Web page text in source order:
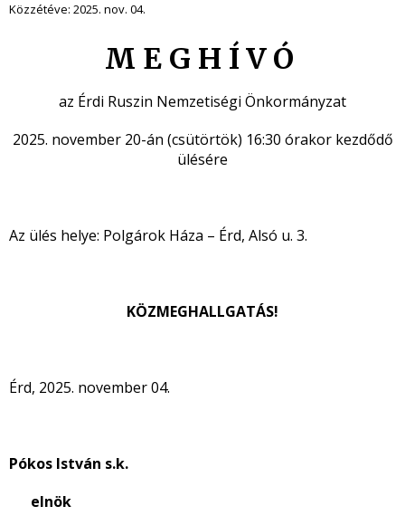
Közzétéve: 2025. nov. 04.
M E G H Í V Ó
az Érdi Ruszin Nemzetiségi Önkormányzat
2025. november 20-án (csütörtök) 16:30 órakor kezdődő
ülésére
Az ülés helye: Polgárok Háza – Érd, Alsó u. 3.
KÖZMEGHALLGATÁS!
Érd, 2025. november 04.
Pókos István s.k.
elnök